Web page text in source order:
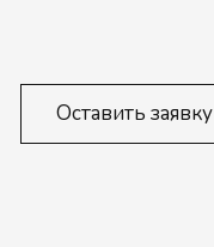
Оставить заявку